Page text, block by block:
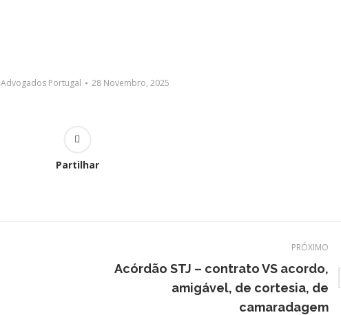
Advogados Portugal 28 Novembro, 2025
Partilhar
PRÓXIMO
Acórdão STJ – contrato VS acordo,
amigável, de cortesia, de
camaradagem